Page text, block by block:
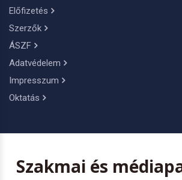
Előfizetés
Szerzők
ÁSZF
Adatvédelem
Impresszum
Oktatás
Szakmai és